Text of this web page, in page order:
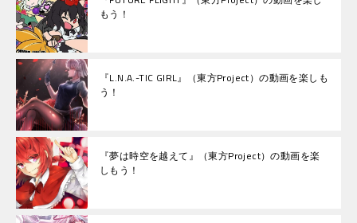
もう！
『L.N.A.-TIC GIRL』（東方Project）の動画を楽しも
う！
『夢は時空を越えて』（東方Project）の動画を楽
しもう！